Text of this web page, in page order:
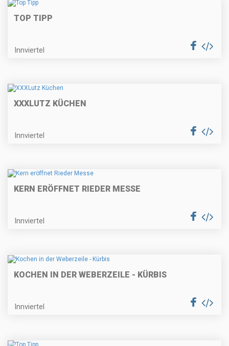
TOP TIPP
Innviertel
XXXLUTZ KÜCHEN
Innviertel
KERN ERÖFFNET RIEDER MESSE
Innviertel
KOCHEN IN DER WEBERZEILE - KÜRBIS
Innviertel